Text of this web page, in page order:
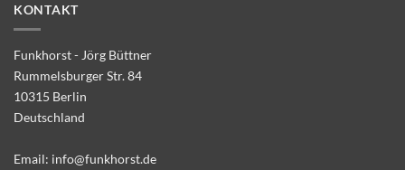
KONTAKT
Funkhorst - Jörg Büttner
Rummelsburger Str. 84
10315 Berlin
Deutschland
Email: info@funkhorst.de